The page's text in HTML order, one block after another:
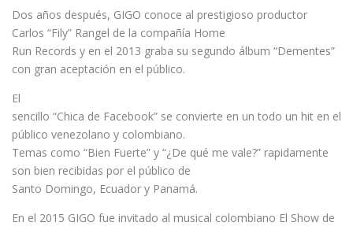
Dos años después, GIGO conoce al prestigioso productor
Carlos “Fily” Rangel de la compañía Home
Run Records y en el 2013 graba su segundo álbum “Dementes”
con gran aceptación en el público.
El
sencillo “Chica de Facebook” se convierte en un todo un hit en el
público venezolano y colombiano.
Temas como “Bien Fuerte” y “¿De qué me vale?” rapidamente
son bien recibidas por el público de
Santo Domingo, Ecuador y Panamá.
En el 2015 GIGO fue invitado al musical colombiano El Show de